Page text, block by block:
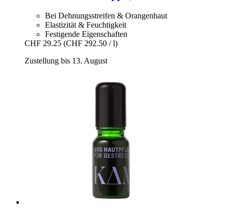
Bei Dehnungsstreifen & Orangenhaut
Elastizität & Feuchtigkeit
Festigende Eigenschaften
CHF 29.25 (CHF 292.50 / l)
Zustellung bis 13. August